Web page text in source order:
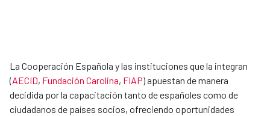
La Cooperación Española y las instituciones que la integran
(AECID, Fundación Carolina​, FIAP​) apuestan de manera
decidida por la capacitación tanto de españoles como de
ciudadanos de países socios, ofreciendo oportunidades